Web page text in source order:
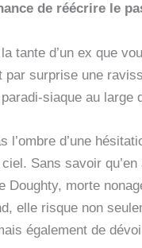
de réécrire le
tante d’un ex que
par surprise une
siaque au large
l’ombre d’une
Sans savoir qu’en
Doughty, morte
elle risque non
également de